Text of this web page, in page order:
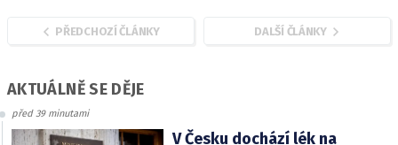
PŘEDCHOZÍ ČLÁNKY DALŠÍ ČLÁNKY
AKTUÁLNĚ SE DĚJE
před 39 minutami
V Česku dochází lék na